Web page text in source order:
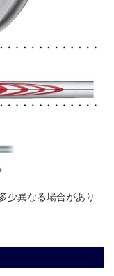
少異なる場合があり